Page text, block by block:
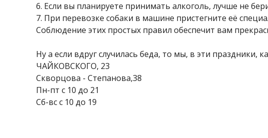
6. Если вы планируете принимать алкоголь, лучше не
7. При перевозке собаки в машине пристегните её
Соблюдение этих простых правил обеспечит вам
Ну а если вдруг случилась беда, то мы, в эти
ЧАЙКОВСКОГО, 23
Скворцова - Степанова,38
Пн-пт с 10 до 21
Сб-вс с 10 до 19